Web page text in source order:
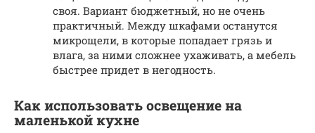
своя. Вариант бюджетный, но не очень
практичный. Между шкафами останутся
микрощели, в которые попадает грязь и
влага, за ними сложнее ухаживать, а мебель
быстрее придет в негодность.
Как использовать освещение на
маленькой кухне